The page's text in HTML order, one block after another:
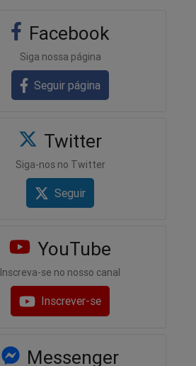
Facebook
Siga nossa página
Seguir página
Twitter
Siga-nos no Twitter
Seguir
YouTube
Inscreva-se no nosso canal
Inscrever-se
Messenger